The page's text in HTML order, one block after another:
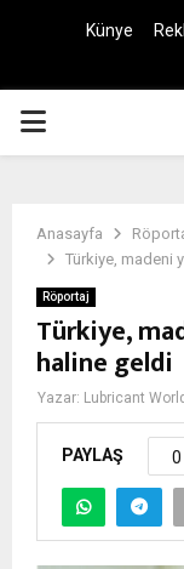
Künye
PRIMARY
Anasayfa
Türkiye, madeni
Röportaj
Türkiye,
haline geldi
Yazar: Lubricant World
PAYLAŞ 0